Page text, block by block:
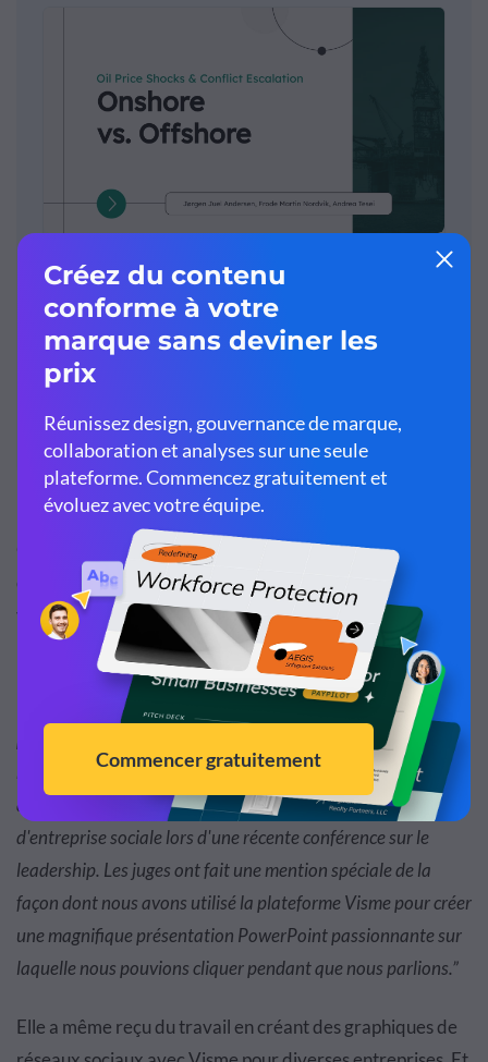
Voir plus de modèles
Chantelle a aussi utilisé Visme pour présenter une idée
d'entreprise sociale lors d'une conférence, ce qui lui a
valu, ainsi qu'à son équipe, des distinctions pour leur
innovation.
“Bien que j'aie reçu des commentaires positifs sur les
présentations que j'ai faites à des fins de recherche, le plus
remarquable a été les commentaires fantastiques des juges
que j'ai reçus lorsque mon équipe a présenté une idée
d'entreprise sociale lors d'une récente conférence sur le
leadership. Les juges ont fait une mention spéciale de la
façon dont nous avons utilisé la plateforme Visme pour créer
une magnifique présentation PowerPoint passionnante sur
laquelle nous pouvions cliquer pendant que nous parlions.”
Elle a même reçu du travail en créant des graphiques de